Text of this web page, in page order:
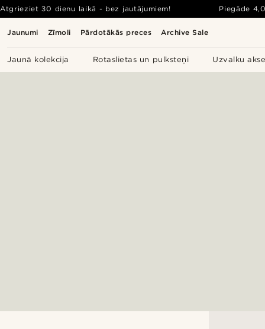
Jaunumi Zīmoli Pārdotākās preces Archive Sale
Jaunā kolekcija Rotaslietas un pulksteņi Uzvalku
Atgrieziet 30 dienu laikā - bez jautājumiem! Piegāde